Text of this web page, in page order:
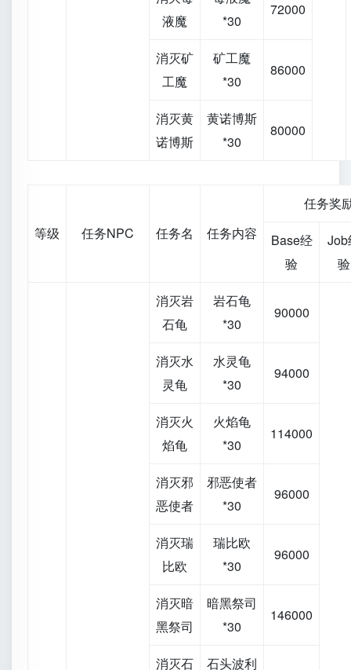
液魔
*30
72000
消灭矿
工魔
矿工魔
*30
86000
消灭黄
诺博斯
黄诺博斯
*30
80000
等级 任务NPC 任务名 任务内容
任务奖
Base经
验
Job
验
消灭岩
石龟
岩石龟
*30
90000
消灭水
灵龟
水灵龟
*30
94000
消灭火
焰龟
火焰龟
*30
114000
消灭邪
恶使者
邪恶使者
*30
96000
消灭瑞
比欧
瑞比欧
*30
96000
消灭暗
黑祭司
暗黑祭司
*30
146000
消灭石
石头波利